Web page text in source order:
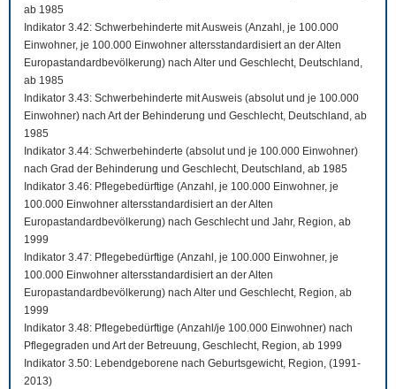
ab 1985
Indikator 3.42: Schwerbehinderte mit Ausweis (Anzahl, je 100.000
Einwohner, je 100.000 Einwohner altersstandardisiert an der Alten
Europastandardbevölkerung) nach Alter und Geschlecht, Deutschland,
ab 1985
Indikator 3.43: Schwerbehinderte mit Ausweis (absolut und je 100.000
Einwohner) nach Art der Behinderung und Geschlecht, Deutschland, ab
1985
Indikator 3.44: Schwerbehinderte (absolut und je 100.000 Einwohner)
nach Grad der Behinderung und Geschlecht, Deutschland, ab 1985
Indikator 3.46: Pflegebedürftige (Anzahl, je 100.000 Einwohner, je
100.000 Einwohner altersstandardisiert an der Alten
Europastandardbevölkerung) nach Geschlecht und Jahr, Region, ab
1999
Indikator 3.47: Pflegebedürftige (Anzahl, je 100.000 Einwohner, je
100.000 Einwohner altersstandardisiert an der Alten
Europastandardbevölkerung) nach Alter und Geschlecht, Region, ab
1999
Indikator 3.48: Pflegebedürftige (Anzahl/je 100.000 Einwohner) nach
Pflegegraden und Art der Betreuung, Geschlecht, Region, ab 1999
Indikator 3.50: Lebendgeborene nach Geburtsgewicht, Region, (1991-
2013)